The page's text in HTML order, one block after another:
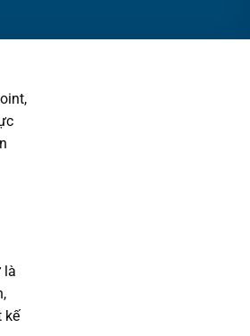
là
kế